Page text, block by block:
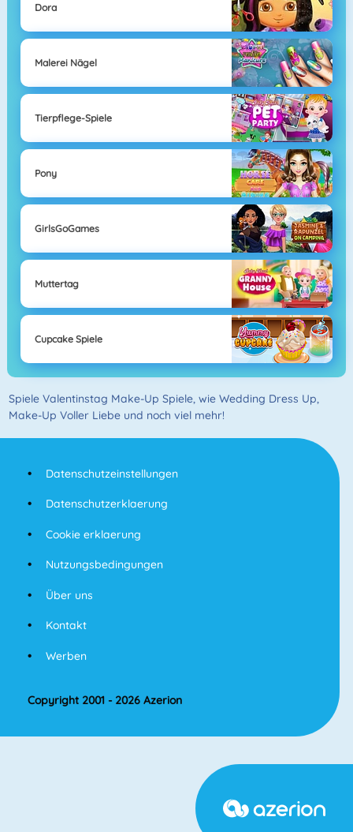
Dora
Malerei Nägel
Tierpflege-Spiele
Pony
GirlsGoGames
Muttertag
Cupcake Spiele
Spiele Valentinstag Make-Up Spiele, wie Wedding Dress Up,
Make-Up Voller Liebe und noch viel mehr!
Datenschutzeinstellungen
Datenschutzerklaerung
Cookie erklaerung
Nutzungsbedingungen
Über uns
Kontakt
Werben
Copyright 2001 - 2026 Azerion